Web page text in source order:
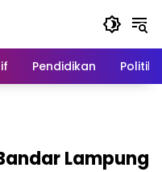
Pendidikan Politik
Lampung